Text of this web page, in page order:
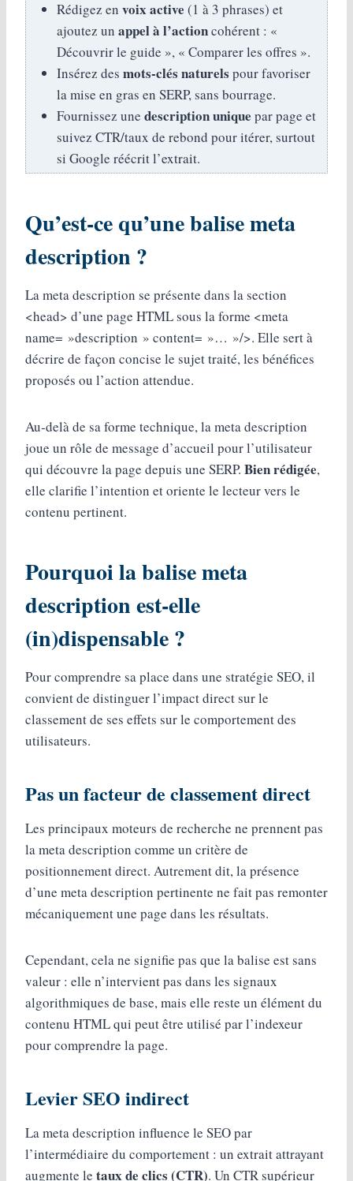
Rédigez en voix active (1 à 3 phrases) et
ajoutez un appel à l’actioncohérent : «
Découvrir le guide », « Comparer les offres ».
Insérez des mots‑clés naturels pour favoriser
la mise en gras en SERP, sans bourrage.
Fournissez une description unique par page et
suivez CTR/taux de rebond pour itérer, surtout
si Google réécrit l’extrait.
Qu’est-ce qu’une balise meta
description ?
La meta description se présente dans la section
<head> d’une page HTML sous la forme <meta
name= »description » content= »… »/>. Elle sert à
décrire de façon concise le sujet traité, les bénéfices
proposés ou l’action attendue.
Au‑delà de sa forme technique, la meta description
joue un rôle de message d’accueil pour l’utilisateur
qui découvre la page depuis une SERP. Bien rédigée,
elle clarifie l’intention et oriente le lecteur vers le
contenu pertinent.
Pourquoi la balise meta
description est‑elle
(in)dispensable ?
Pour comprendre sa place dans une stratégie SEO, il
convient de distinguer l’impact direct sur le
classement de ses effets sur le comportement des
utilisateurs.
Pas un facteur de classement direct
Les principaux moteurs de recherche ne prennent pas
la meta description comme un critère de
positionnement direct. Autrement dit, la présence
d’une meta description pertinente ne fait pas remonter
mécaniquement une page dans les résultats.
Cependant, cela ne signifie pas que la balise est sans
valeur : elle n’intervient pas dans les signaux
algorithmiques de base, mais elle reste un élément du
contenu HTML qui peut être utilisé par l’indexeur
pour comprendre la page.
Levier SEO indirect
La meta description influence le SEO par
l’intermédiaire du comportement : un extrait attrayant
augmente le taux de clics (CTR). Un CTR supérieur